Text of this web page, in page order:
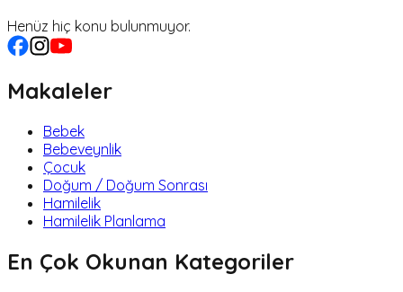
Henüz hiç konu bulunmuyor.
Makaleler
Bebek
Bebeveynlik
Çocuk
Doğum / Doğum Sonrası
Hamilelik
Hamilelik Planlama
En Çok Okunan Kategoriler